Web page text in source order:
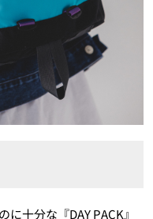
十分な『DAY PACK』